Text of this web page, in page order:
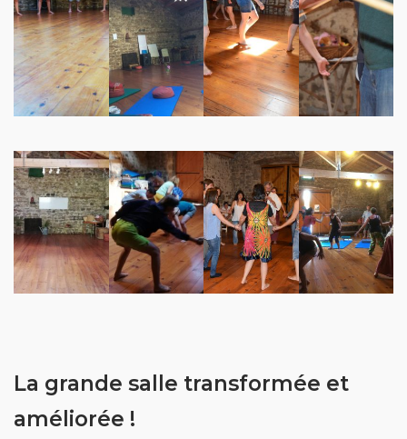
La grande salle transformée et
améliorée !